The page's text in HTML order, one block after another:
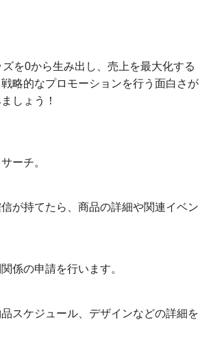
を0から生み出し、売上を最大化する
略的なプロモーションを行う面白さが
しょう！
ーチ。
が持てたら、商品の詳細や関連イベン
係の申請を行います。
スケジュール、デザインなどの詳細を